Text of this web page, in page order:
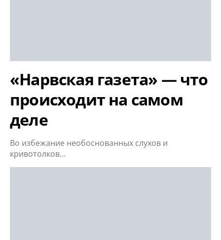
«Нарвская газета» — что
происходит на самом
деле
Во избежание необоснованных слухов и
кривотолков…